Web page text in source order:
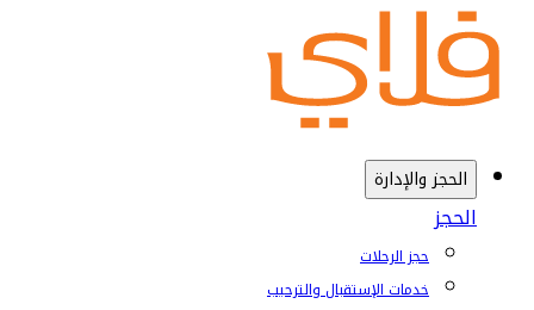
الحجز والإدارة
الحجز
حجز الرحلات
خدمات الإستقبال والترحيب